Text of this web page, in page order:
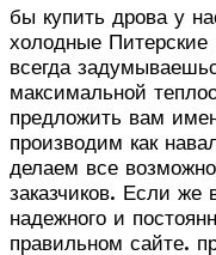
бы купить дрова у
холодные Питерские
всегда
максимальной
предложить вам
производим как
делаем все
заказчиков. Если же
надежного и
правильном сайте.